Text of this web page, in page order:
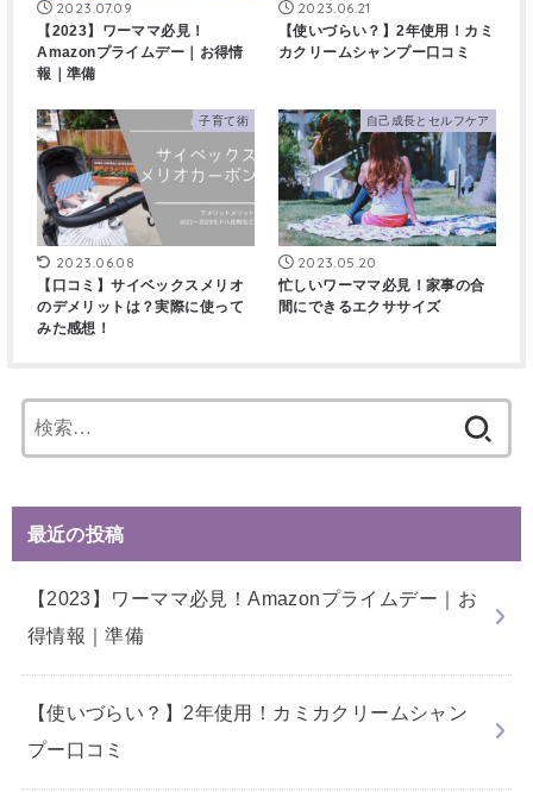
2023.07.09
【2023】ワーママ必見！
Amazonプライムデー｜お得情
報｜準備
2023.06.21
【使いづらい？】2年使用！カミ
カクリームシャンプー口コミ
子育て術
2023.06.08
【口コミ】サイベックスメリオ
のデメリットは？実際に使って
みた感想！
自己成長とセルフケア
2023.05.20
忙しいワーママ必見！家事の合
間にできるエクササイズ
索:
最近の投稿
【2023】ワーママ必見！Amazonプライムデー｜お
得情報｜準備
【使いづらい？】2年使用！カミカクリームシャン
プー口コミ